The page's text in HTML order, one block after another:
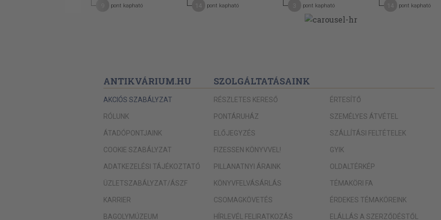
pont kapható pont kapható pont kapható pont kapható
ANTIKVÁRIUM.HU
AKCIÓS SZABÁLYZAT
RÓLUNK
ÁTADÓPONTJAINK
COOKIE SZABÁLYZAT
ADATKEZELÉSI TÁJÉKOZTATÓ
ÜZLETSZABÁLYZAT/ÁSZF
KARRIER
BAGOLYMÚZEUM
SZOLGÁLTATÁSAINK
RÉSZLETES KERESŐ
PONTÁRUHÁZ
ELŐJEGYZÉS
FIZESSEN KÖNYVVEL!
PILLANATNYI ÁRAINK
KÖNYVFELVÁSÁRLÁS
CSOMAGKÖVETÉS
HÍRLEVÉL FELIRATKOZÁS
ÉRTESÍTŐ
SZEMÉLYES ÁTVÉTEL
SZÁLLÍTÁSI FELTÉTELEK
GYIK
OLDALTÉRKÉP
TÉMAKÖRI FA
ÉRDEKES TÉMAKÖREINK
ELÁLLÁS A SZERZŐDÉSTŐL